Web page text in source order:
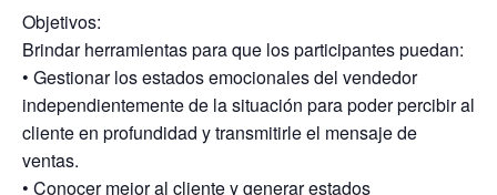
Objetivos:
Brindar herramientas para que los participantes puedan:
• Gestionar los estados emocionales del vendedor
independientemente de la situación para poder percibir al
cliente en profundidad y transmitirle el mensaje de
ventas.
• Conocer mejor al cliente y generar estados